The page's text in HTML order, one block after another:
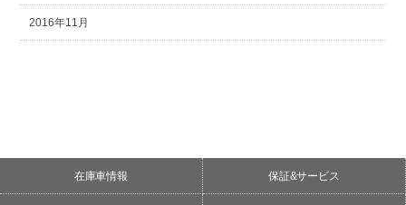
2016年11月
在庫車情報 保証&サービス